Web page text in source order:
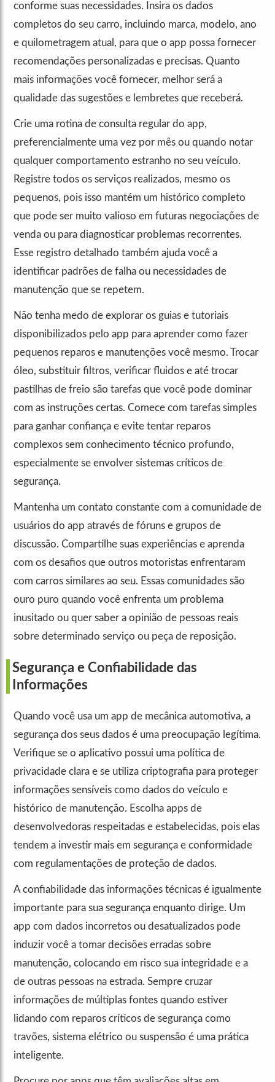
conforme suas necessidades. Insira os dados
completos do seu carro, incluindo marca, modelo, ano
e quilometragem atual, para que o app possa fornecer
recomendações personalizadas e precisas. Quanto
mais informações você fornecer, melhor será a
qualidade das sugestões e lembretes que receberá.
Crie uma rotina de consulta regular do app,
preferencialmente uma vez por mês ou quando notar
qualquer comportamento estranho no seu veículo.
Registre todos os serviços realizados, mesmo os
pequenos, pois isso mantém um histórico completo
que pode ser muito valioso em futuras negociações de
venda ou para diagnosticar problemas recorrentes.
Esse registro detalhado também ajuda você a
identificar padrões de falha ou necessidades de
manutenção que se repetem.
Não tenha medo de explorar os guias e tutoriais
disponibilizados pelo app para aprender como fazer
pequenos reparos e manutenções você mesmo. Trocar
óleo, substituir filtros, verificar fluidos e até trocar
pastilhas de freio são tarefas que você pode dominar
com as instruções certas. Comece com tarefas simples
para ganhar confiança e evite tentar reparos
complexos sem conhecimento técnico profundo,
especialmente se envolver sistemas críticos de
segurança.
Mantenha um contato constante com a comunidade de
usuários do app através de fóruns e grupos de
discussão. Compartilhe suas experiências e aprenda
com os desafios que outros motoristas enfrentaram
com carros similares ao seu. Essas comunidades são
ouro puro quando você enfrenta um problema
inusitado ou quer saber a opinião de pessoas reais
sobre determinado serviço ou peça de reposição.
Segurança e Confiabilidade das
Informações
Quando você usa um app de mecânica automotiva, a
segurança dos seus dados é uma preocupação legítima.
Verifique se o aplicativo possui uma política de
privacidade clara e se utiliza criptografia para proteger
informações sensíveis como dados do veículo e
histórico de manutenção. Escolha apps de
desenvolvedoras respeitadas e estabelecidas, pois elas
tendem a investir mais em segurança e conformidade
com regulamentações de proteção de dados.
A confiabilidade das informações técnicas é igualmente
importante para sua segurança enquanto dirige. Um
app com dados incorretos ou desatualizados pode
induzir você a tomar decisões erradas sobre
manutenção, colocando em risco sua integridade e a
de outras pessoas na estrada. Sempre cruzar
informações de múltiplas fontes quando estiver
lidando com reparos críticos de segurança como
travões, sistema elétrico ou suspensão é uma prática
inteligente.